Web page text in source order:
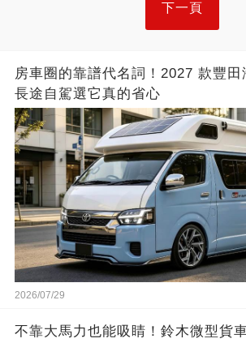
下一頁
房車圈的靠譜代名詞！2027 款豐田
長途自駕選它真的省心
2026/07/29
不靠大馬力也能吸睛！鈴木微型貨